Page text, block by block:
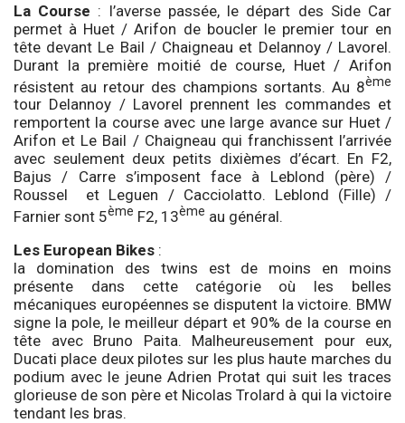
La Course : l’averse passée, le départ des Side Car
permet à Huet / Arifon de boucler le premier tour en
tête devant Le Bail / Chaigneau et Delannoy / Lavorel.
Durant la première moitié de course, Huet / Arifon
résistent au retour des champions sortants. Au 8ème
tour Delannoy / Lavorel prennent les commandes et
remportent la course avec une large avance sur Huet /
Arifon et Le Bail / Chaigneau qui franchissent l’arrivée
avec seulement deux petits dixièmes d’écart. En F2,
Bajus / Carre s’imposent face à Leblond (père) /
Roussel et Leguen / Cacciolatto. Leblond (Fille) /
Farnier sont 5ème F2, 13ème au général.
Les European Bikes :
la domination des twins est de moins en moins
présente dans cette catégorie où les belles
mécaniques européennes se disputent la victoire. BMW
signe la pole, le meilleur départ et 90% de la course en
tête avec Bruno Paita. Malheureusement pour eux,
Ducati place deux pilotes sur les plus haute marches du
podium avec le jeune Adrien Protat qui suit les traces
glorieuse de son père et Nicolas Trolard à qui la victoire
tendant les bras.